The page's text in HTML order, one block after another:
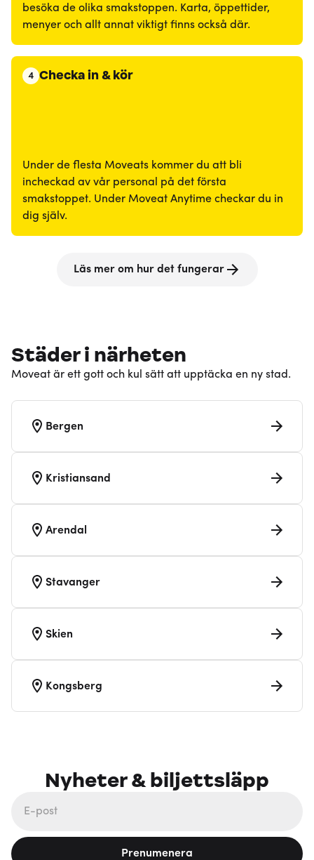
besöka de olika smakstoppen. Karta, öppettider,
menyer och allt annat viktigt finns också där.
4 Checka in & kör
Under de flesta Moveats kommer du att bli
incheckad av vår personal på det första
smakstoppet. Under Moveat Anytime checkar du in
dig själv.
Läs mer om hur det fungerar
Städer i närheten
Moveat är ett gott och kul sätt att upptäcka en ny stad.
Bergen
Kristiansand
Arendal
Stavanger
Skien
Kongsberg
Nyheter & biljettsläpp
Prenumenera